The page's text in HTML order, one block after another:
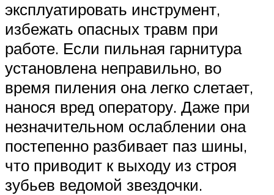
эксплуатировать инструмент,
избежать опасных травм при
работе. Если пильная гарнитура
установлена неправильно, во
время пиления она легко слетает,
нанося вред оператору. Даже при
незначительном ослаблении она
постепенно разбивает паз шины,
что приводит к выходу из строя
зубьев ведомой звездочки.